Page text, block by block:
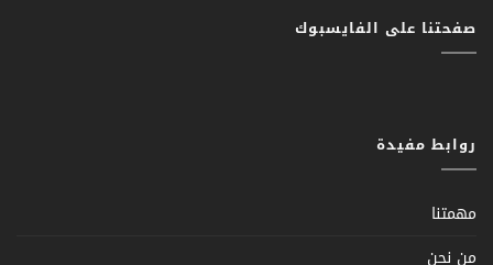
صفحتنا على الفايسبوك
روابط مفيدة
مهمتنا
من نحن